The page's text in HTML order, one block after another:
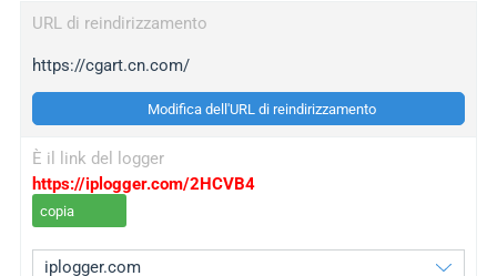
URL di reindirizzamento
https://cgart.cn.com/
Modifica dell'URL di reindirizzamento
È il link del logger
https://iplogger.com/2HCVB4
copia